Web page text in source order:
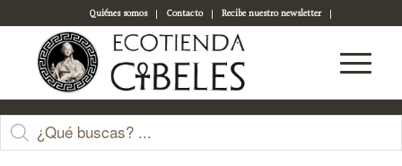
Quiénes somos Contacto
Recibe nuestro newsletter
Acceso a tu cuenta
Últimas entradas